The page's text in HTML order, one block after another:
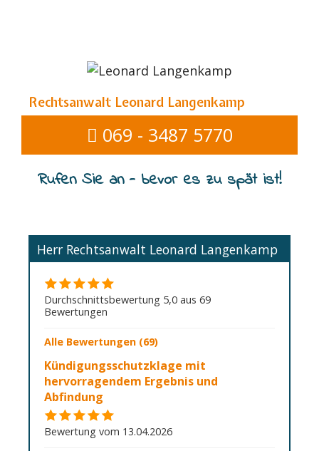
Rechtsanwalt Leonard Langenkamp
069 - 3487 5770
Rufen Sie an - bevor es zu spät ist!
Herr Rechtsanwalt Leonard Langenkamp
Durchschnittsbewertung 5,0 aus 69
Bewertungen
Alle Bewertungen (69)
Kündigungsschutzklage mit
hervorragendem Ergebnis und
Abfindung
Bewertung vom 13.04.2026